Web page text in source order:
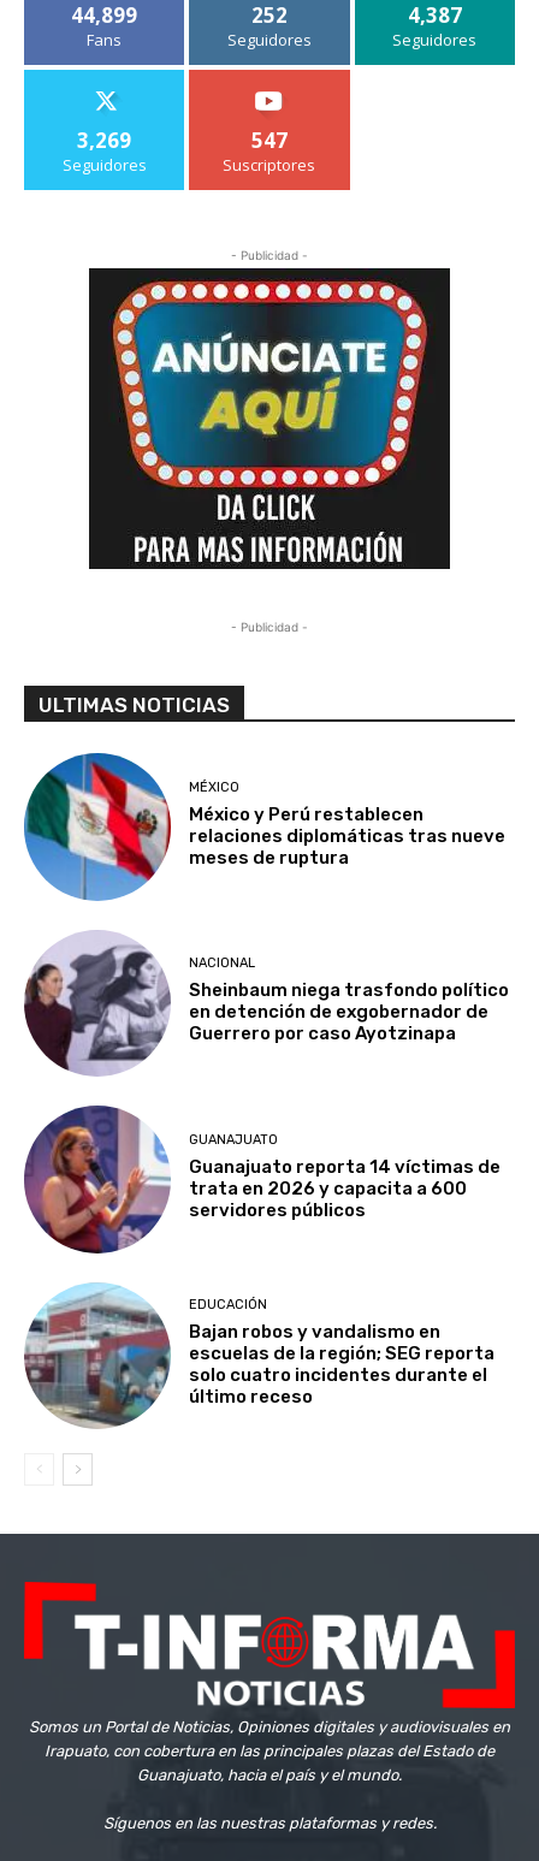
44,899
Fans
252
Seguidores
4,387
Seguidores
3,269
Seguidores
547
Suscriptores
- Publicidad -
- Publicidad -
ULTIMAS NOTICIAS
MÉXICO
México y Perú restablecen
relaciones diplomáticas tras nueve
meses de ruptura
NACIONAL
Sheinbaum niega trasfondo político
en detención de exgobernador de
Guerrero por caso Ayotzinapa
GUANAJUATO
Guanajuato reporta 14 víctimas de
trata en 2026 y capacita a 600
servidores públicos
EDUCACIÓN
Bajan robos y vandalismo en
escuelas de la región; SEG reporta
solo cuatro incidentes durante el
último receso
Somos un Portal de Noticias, Opiniones digitales y audiovisuales en
Irapuato, con cobertura en las principales plazas del Estado de
Guanajuato, hacia el país y el mundo.
Síguenos en las nuestras plataformas y redes.